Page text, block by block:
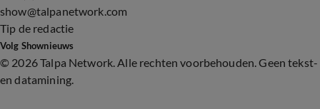
show@talpanetwork.com
Tip de redactie
Volg Shownieuws
© 2026 Talpa Network. Alle rechten voorbehouden. Geen tekst-
en datamining.